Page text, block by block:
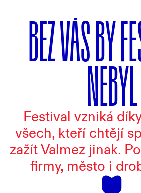
BEZ VÁS BY
NEBYL
Festival vzniká
všech, kteří chtějí
zažít Valmez jinak.
firmy, město i